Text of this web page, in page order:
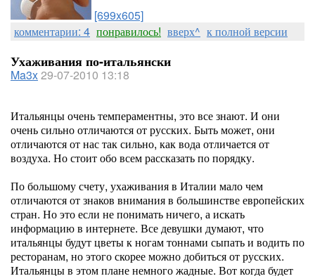
[699x605]
комментарии: 4 понравилось! вверх^ к полной версии
Ухаживания по-итальянски
Ma3x29-07-2010 13:18
Итальянцы очень темпераментны, это все знают. И они
очень сильно отличаются от русских. Быть может, они
отличаются от нас так сильно, как вода отличается от
воздуха. Но стоит обо всем рассказать по порядку.
По большому счету, ухаживания в Италии мало чем
отличаются от знаков внимания в большинстве европейских
стран. Но это если не понимать ничего, а искать
информацию в интернете. Все девушки думают, что
итальянцы будут цветы к ногам тоннами сыпать и водить по
ресторанам, но этого скорее можно добиться от русских.
Итальянцы в этом плане немного жадные. Вот когда будет